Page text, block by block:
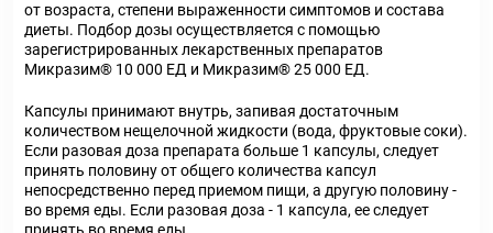
от возраста, степени выраженности симптомов и состава
диеты. Подбор дозы осуществляется с помощью
зарегистрированных лекарственных препаратов
Микразим® 10 000 ЕД и Микразим® 25 000 ЕД.
Капсулы принимают внутрь, запивая достаточным
количеством нещелочной жидкости (вода, фруктовые соки).
Если разовая доза препарата больше 1 капсулы, следует
принять половину от общего количества капсул
непосредственно перед приемом пищи, а другую половину -
во время еды. Если разовая доза - 1 капсула, ее следует